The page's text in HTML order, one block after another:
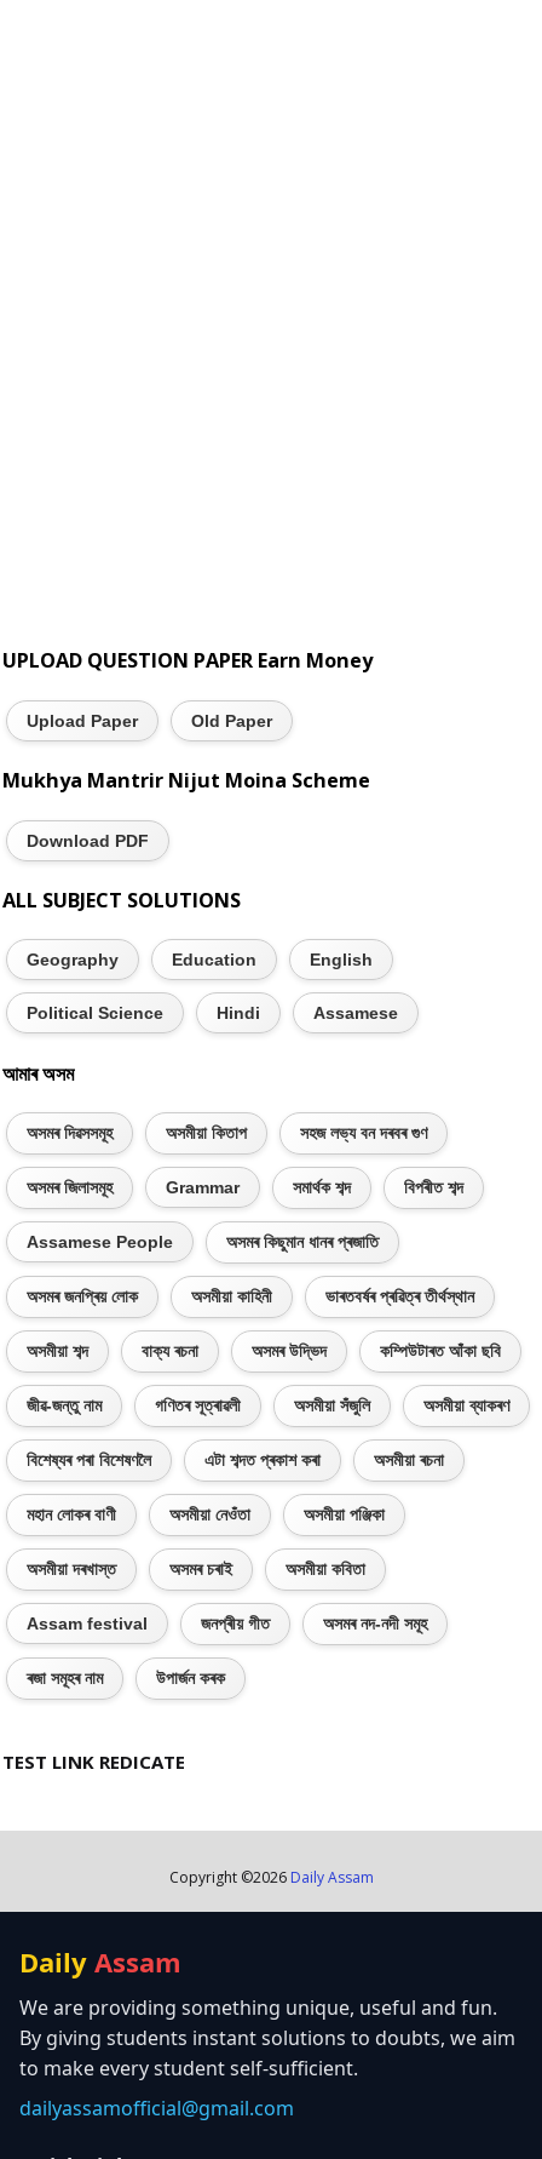
UPLOAD QUESTION PAPER Earn Money
Upload Paper Old Paper
Mukhya Mantrir Nijut Moina Scheme
Download PDF
ALL SUBJECT SOLUTIONS
Geography Education English
Political Science Hindi Assamese
আমাৰ অসম
অসমৰ দিৱসসমূহ অসমীয়া কিতাপ সহজ লভ্য বন দৰবৰ গুণ
অসমৰ জিলাসমূহ Grammar সমাৰ্থক শব্দ বিপৰীত শব্দ
Assamese People অসমৰ কিছুমান ধানৰ প্ৰজাতি
অসমৰ জনপ্ৰিয় লোক অসমীয়া কাহিনী ভাৰতবৰ্ষৰ প্ৰৱিত্ৰ তীৰ্থস্থান
অসমীয়া শব্দ বাক্য ৰচনা অসমৰ উদ্ভিদ কম্পিউটাৰত আঁকা ছবি
জীৱ-জন্তু নাম গণিতৰ সূত্ৰাৱলী অসমীয়া সঁজুলি অসমীয়া ব্যাকৰণ
বিশেষ্যৰ পৰা বিশেষণলৈ এটা শব্দত প্ৰকাশ কৰা অসমীয়া ৰচনা
মহান লোকৰ বাণী অসমীয়া নেওঁতা অসমীয়া পঞ্জিকা
অসমীয়া দৰখাস্ত অসমৰ চৰাই অসমীয়া কবিতা
Assam festival জনপ্ৰীয় গীত অসমৰ নদ-নদী সমূহ
ৰজা সমূহৰ নাম উপাৰ্জন কৰক
TEST LINK REDICATE
Copyright ©2026 Daily Assam
Daily Assam
We are providing something unique, useful and fun.
By giving students instant solutions to doubts, we aim
to make every student self-sufficient.
dailyassamofficial@gmail.com